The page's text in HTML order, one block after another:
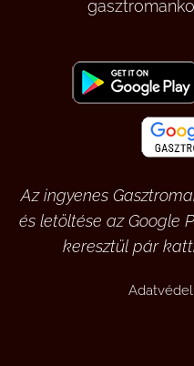
Az ingyenes
és letöltése az Google
keresztül pár